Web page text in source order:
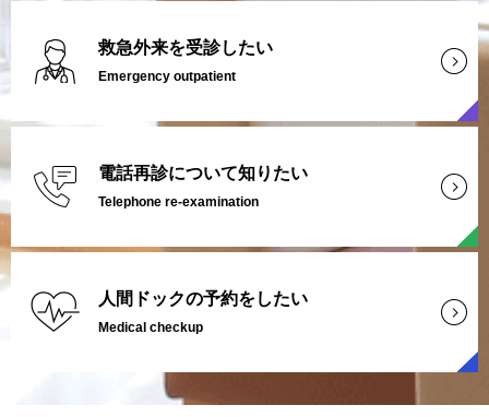
救急外来を受診したい
Emergency outpatient
電話再診について知りたい
Telephone re-examination
人間ドックの予約をしたい
Medical checkup